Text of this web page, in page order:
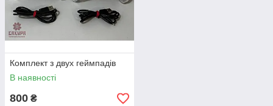
Комплект з двух геймпадів
В наявності
800 ₴